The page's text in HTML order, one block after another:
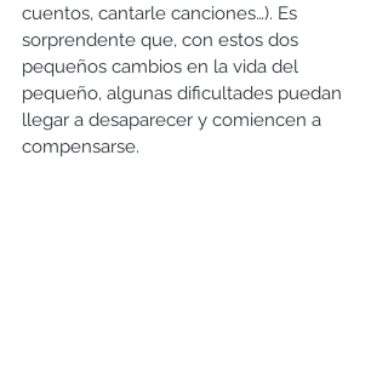
cuentos, cantarle canciones…). Es
sorprendente que, con estos dos
pequeños cambios en la vida del
pequeño, algunas dificultades puedan
llegar a desaparecer y comiencen a
compensarse.